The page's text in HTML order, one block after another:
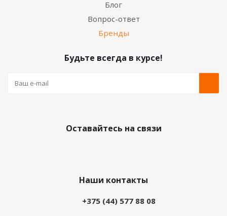
Блог
Вопрос-ответ
Бренды
Будьте всегда в курсе!
Оставайтесь на связи
Наши контакты
+375 (44) 577 88 08